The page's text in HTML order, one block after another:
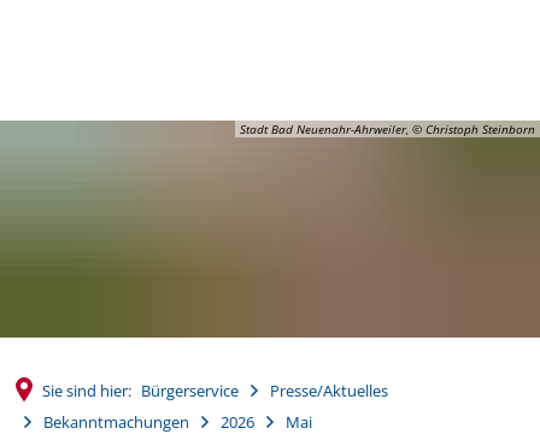
Stadt Bad Neuenahr-Ahrweiler, © Christoph Steinborn
Sie sind hier: Bürgerservice
Presse/Aktuelles
Bekanntmachungen
2026
Mai